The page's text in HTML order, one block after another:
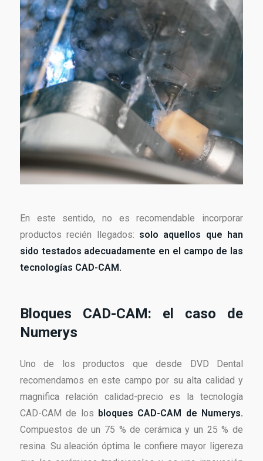
En este sentido, no es recomendable incorporar
productos recién llegados: solo aquellos que han
sido testados adecuadamente en el campo de las
tecnologías CAD-CAM.
Bloques CAD-CAM: el caso de
Numerys
Uno de los productos que desde DVD Dental
recomendamos en este campo por su alta calidad y
magnifica relación calidad-precio es la tecnología
CAD-CAM de los bloques CAD-CAM de Numerys.
Compuestos de un 75 % de cerámica y un 25 % de
resina. Su aleación óptima le confiere mayor ligereza